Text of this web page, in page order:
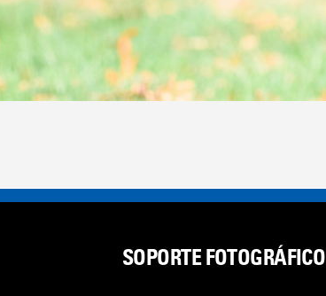
SOPORTE FOTOGRÁFICO